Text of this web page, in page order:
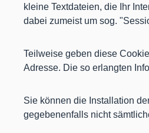
kleine Textdateien, die Ihr
dabei zumeist um sog.
Teilweise geben diese
Adresse. Die so erlangten
Sie können die Installation
gegebenenfalls nicht